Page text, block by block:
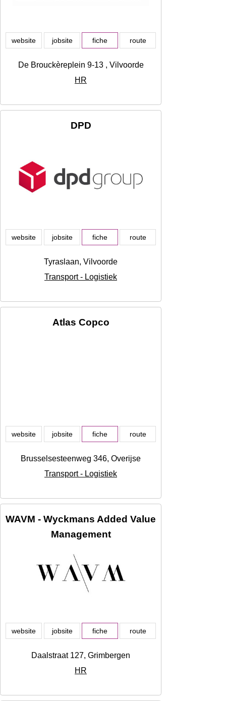
website jobsite fiche route
De Brouckèreplein 9-13 , Vilvoorde
HR
DPD
website jobsite fiche route
Tyraslaan, Vilvoorde
Transport - Logistiek
Atlas Copco
website jobsite fiche route
Brusselsesteenweg 346, Overijse
Transport - Logistiek
WAVM - Wyckmans Added Value
Management
website jobsite fiche route
Daalstraat 127, Grimbergen
HR